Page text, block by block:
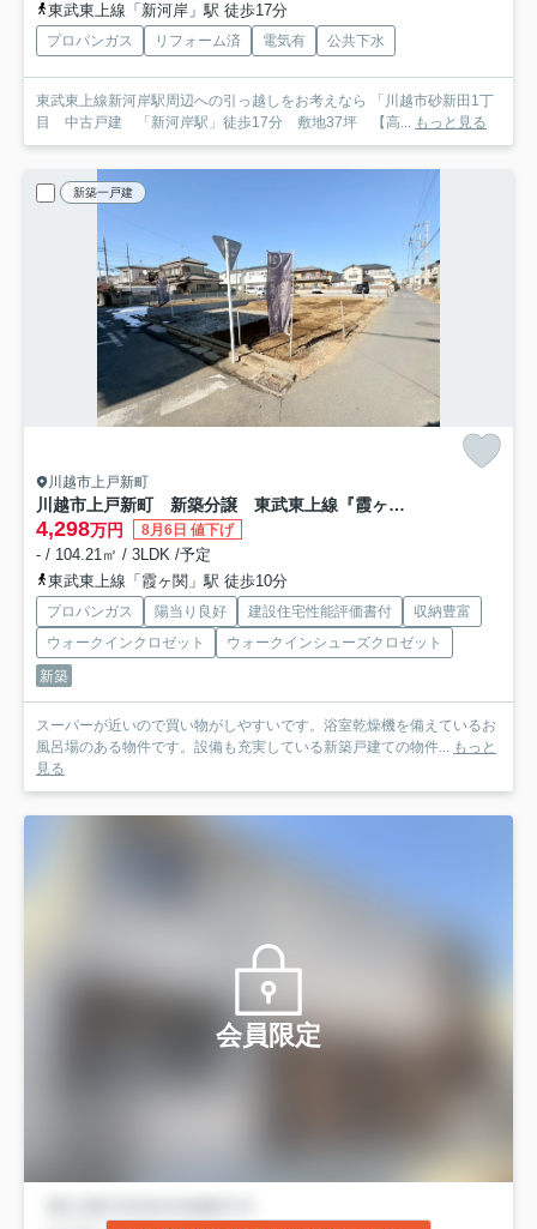
東武東上線「新河岸」駅 徒歩17分
プロパンガス リフォーム済 電気有 公共下水
東武東上線新河岸駅周辺への引っ越しをお考えなら 「川越市砂新田1丁
目 中古戸建 「新河岸駅」徒歩17分 敷地37坪 【高... もっと見る
新築一戸建
川越市上戸新町
川越市上戸新町 新築分譲 東武東上線『霞ヶ関駅』徒歩10分 【上戸小学区】
4,298万円 8月6日 値下げ
- / 104.21㎡ / 3LDK /予定
東武東上線「霞ヶ関」駅 徒歩10分
プロパンガス 陽当り良好 建設住宅性能評価書付
収納豊富
ウォークインクロゼット
ウォークインシューズクロゼット
新築
スーパーが近いので買い物がしやすいです。浴室乾燥機を備えているお
風呂場のある物件です。設備も充実している新築戸建ての物件... もっと
見る
会員限定